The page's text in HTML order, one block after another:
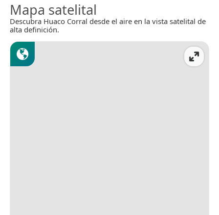
Mapa satelital
Descubra Huaco Corral desde el aire en la vista satelital de
alta definición.